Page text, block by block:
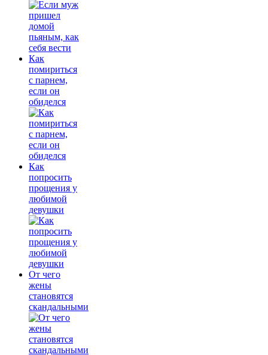
Как
помириться
с парнем,
если он
обиделся
Как
попросить
прощения у
любимой
девушки
От чего
жены
становятся
скандальными